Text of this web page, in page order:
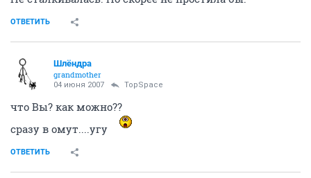
ОТВЕТИТЬ
Шлёндра
grandmother
04 июня 2007 TopSpace
что Вы? как можно??
сразу в омут....угу
ОТВЕТИТЬ